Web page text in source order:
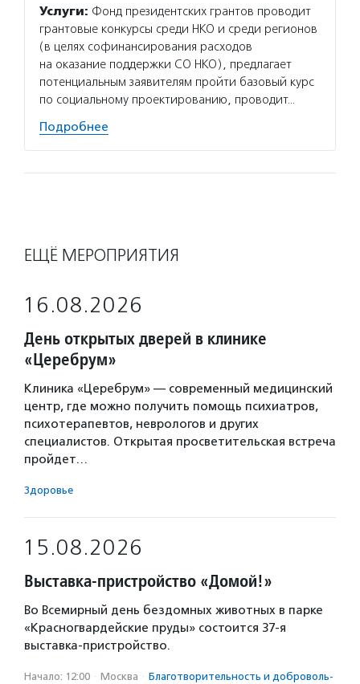
Услуги: Фонд президентских грантов проводит
грантовые конкурсы среди НКО и среди регионов
(в целях софинансирования расходов
на оказание поддержки СО НКО), предлагает
потенциальным заявителям пройти базовый курс
по социальному проектированию, проводит…
Подробнее
ЕЩЁ МЕРОПРИЯТИЯ
16.08.2026
День открытых дверей в клинике
«Церебрум»
Клиника «Церебрум» — современный медицинский
центр, где можно получить помощь психиатров,
психотерапевтов, неврологов и других
специалистов. Открытая просветительская встреча
пройдет…
Здоровье
15.08.2026
Выставка-пристройство «Домой!»
Во Всемирный день бездомных животных в парке
«Красногвардейские пруды» состоится 37-я
выставка-пристройство.
Начало: 12:00 · Москва · Благотвори­тель­ность и доброволь­